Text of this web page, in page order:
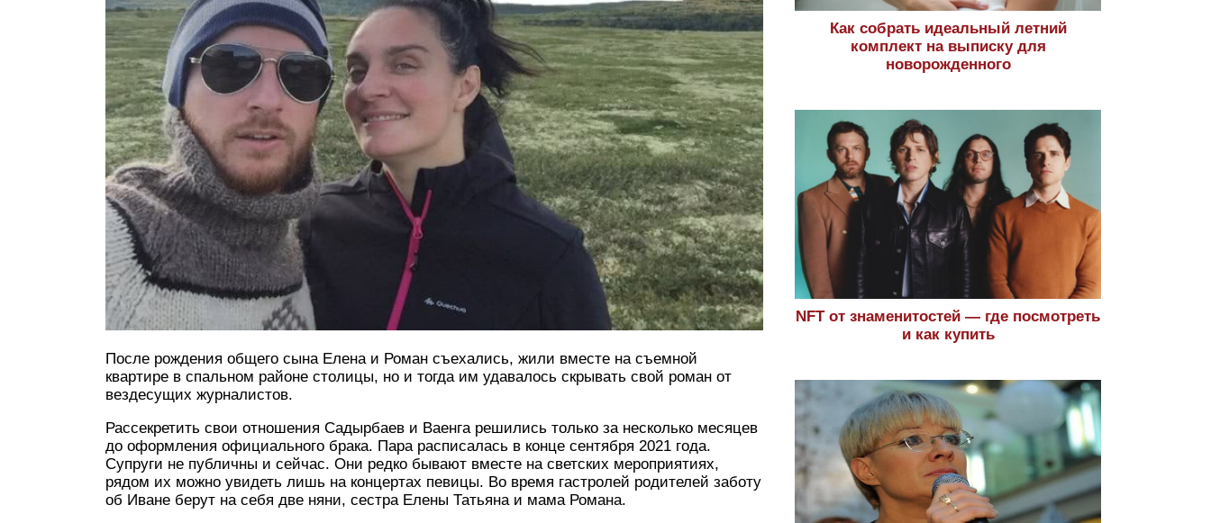
После рождения общего сына Елена и Роман съехались, жили вместе на съемной
квартире в спальном районе столицы, но и тогда им удавалось скрывать свой роман от
вездесущих журналистов.
Рассекретить свои отношения Садырбаев и Ваенга решились только за несколько месяцев
до оформления официального брака. Пара расписалась в конце сентября 2021 года.
Супруги не публичны и сейчас. Они редко бывают вместе на светских мероприятиях,
рядом их можно увидеть лишь на концертах певицы. Во время гастролей родителей заботу
об Иване берут на себя две няни, сестра Елены Татьяна и мама Романа.
Как собрать идеальный летний
комплект на выписку для
новорожденного
NFT от знаменитостей — где посмотреть
и как купить